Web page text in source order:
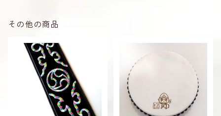
その他の商品